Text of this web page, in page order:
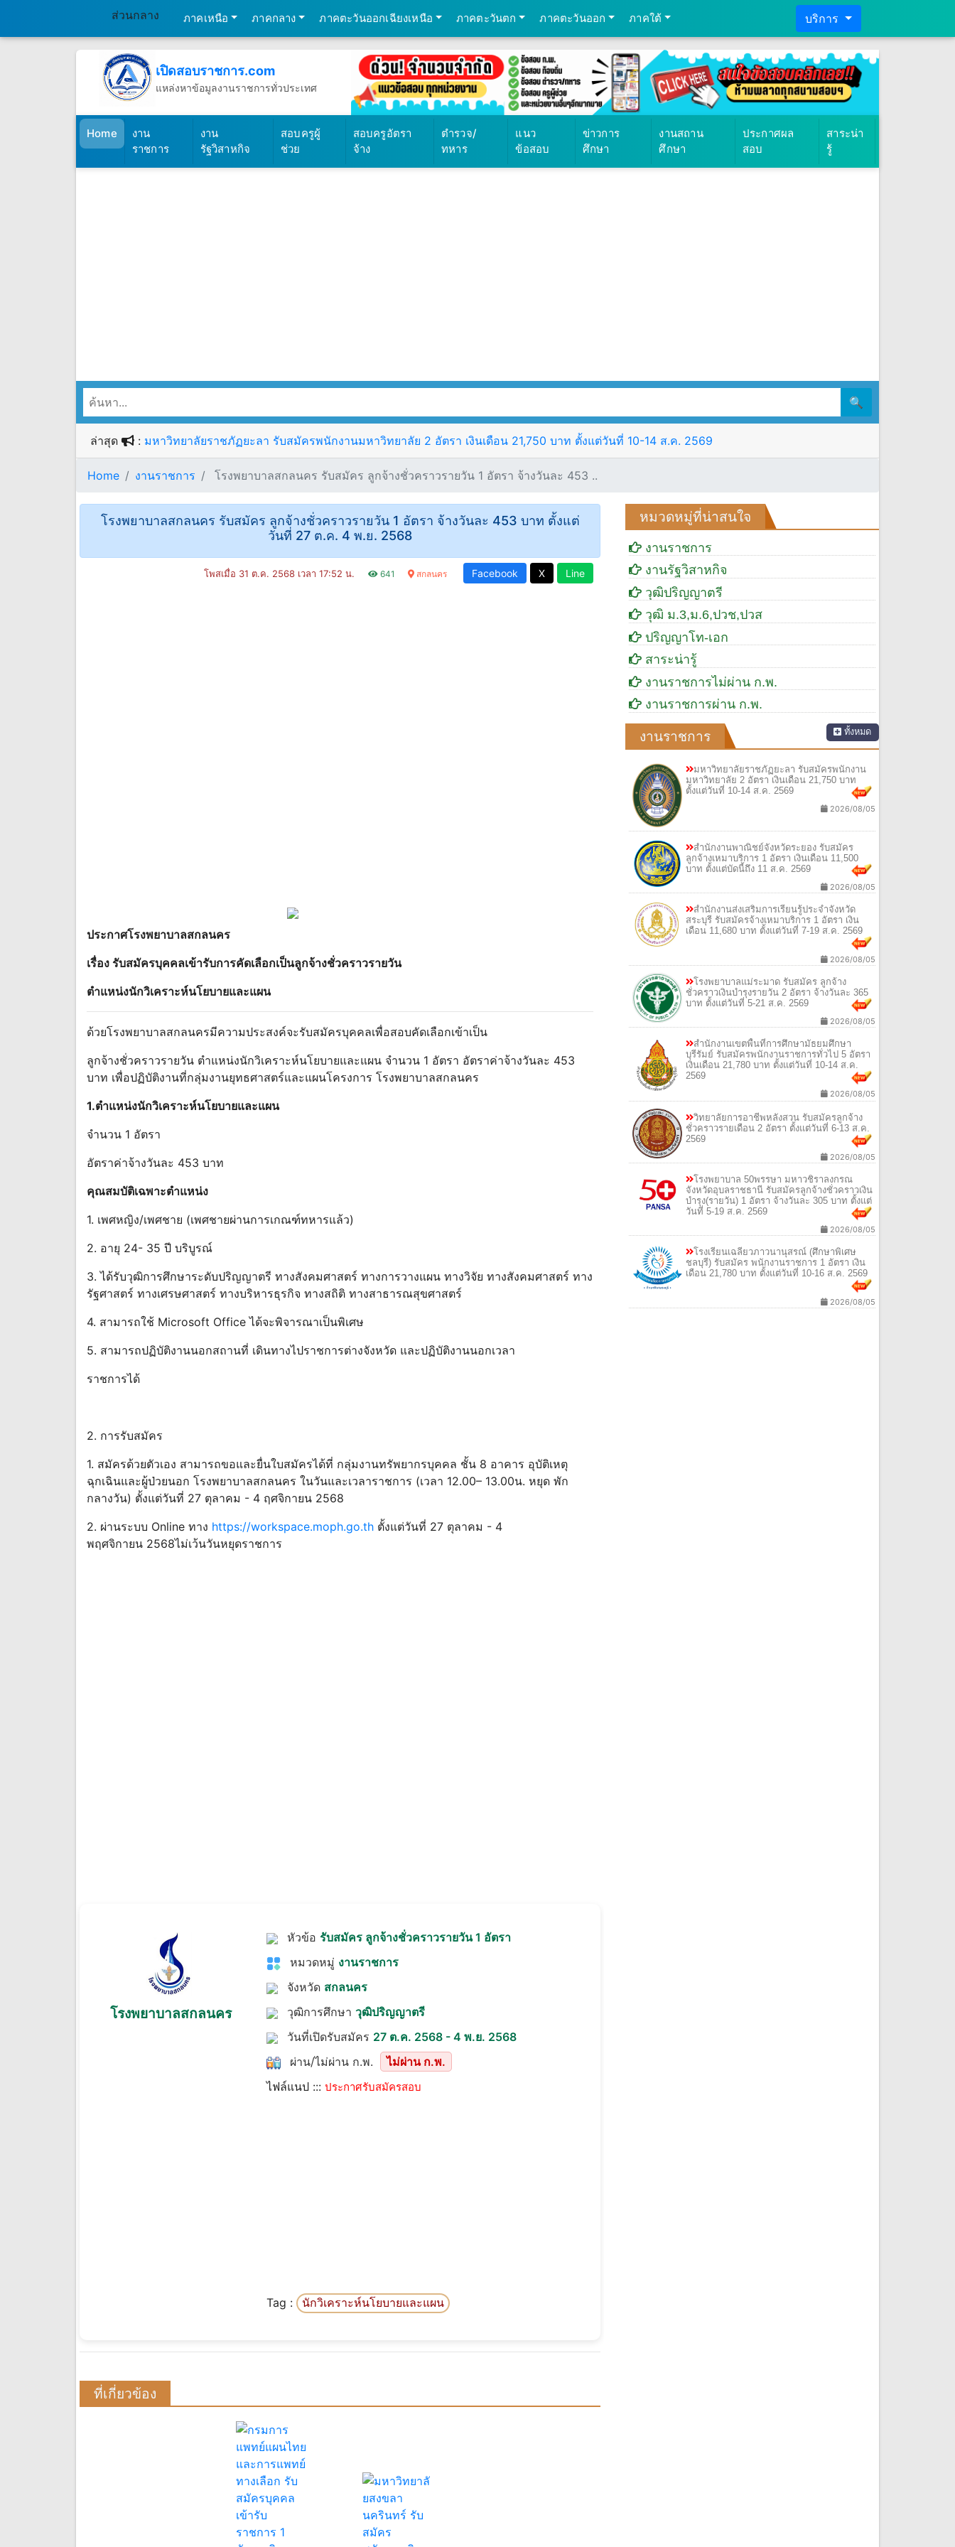
ส่วนกลาง ภาคเหนือ ภาคกลาง ภาคตะวันออกเฉียงเหนือ ภาคตะวันตก ภาคตะวันออก ภาคใต้ บริการ
เปิดสอบราชการ.com
แหล่งหาข้อมูลงานราชการทั่วประเทศ
Home(เปิดสอบราชการ)
งาน
ราชการ
งาน
รัฐวิสาหกิจ
สอบครูผู้
ช่วย
สอบครูอัตรา
จ้าง
ตำรวจ/
ทหาร
แนว
ข้อสอบ
ข่าวการ
ศึกษา
งานสถาน
ศึกษา
ประกาศผล
สอบ
สาระน่า
รู้
🔍
ล่าสุด : มหาวิทยาลัยราชภัฏยะลา รับสมัครพนักงานมหาวิทยาลัย 2 อัตรา เงินเดือน 21,750 บาท ตั้งแต่วันที่ 10-14 ส.ค. 2569
Home งานราชการ โรงพยาบาลสกลนคร รับสมัคร ลูกจ้างชั่วคราวรายวัน 1 อัตรา จ้างวันละ 453 ..
โรงพยาบาลสกลนคร รับสมัคร ลูกจ้างชั่วคราวรายวัน 1 อัตรา จ้างวันละ 453 บาท ตั้งแต่
วันที่ 27 ต.ค. 4 พ.ย. 2568
โพสเมื่อ 31 ต.ค. 2568 เวลา 17:52 น. 641 สกลนคร Facebook X Line
ประกาศโรงพยาบาลสกลนคร
เรื่อง รับสมัครบุคคลเข้ารับการคัดเลือกเป็นลูกจ้างชั่วคราวรายวัน
ตําแหน่งนักวิเคราะห์นโยบายและแผน
ด้วยโรงพยาบาลสกลนครมีความประสงค์จะรับสมัครบุคคลเพื่อสอบคัดเลือกเข้าเป็น
ลูกจ้างชั่วคราวรายวัน ตําแหน่งนักวิเคราะห์นโยบายและแผน จํานวน 1 อัตรา อัตราค่าจ้างวันละ 453
บาท เพื่อปฏิบัติงานที่กลุ่มงานยุทธศาสตร์และแผนโครงการ โรงพยาบาลสกลนคร
1.ตําแหน่งนักวิเคราะห์นโยบายและแผน
จํานวน 1 อัตรา
อัตราค่าจ้างวันละ 453 บาท
คุณสมบัติเฉพาะตําแหน่ง
1. เพศหญิง/เพศชาย (เพศชายผ่านการเกณฑ์ทหารแล้ว)
2. อายุ 24- 35 ปี บริบูรณ์
3. ได้รับวุฒิการศึกษาระดับปริญญาตรี ทางสังคมศาสตร์ ทางการวางแผน ทางวิจัย ทางสังคมศาสตร์ ทาง
รัฐศาสตร์ ทางเศรษศาสตร์ ทางบริหารธุรกิจ ทางสถิติ ทางสาธารณสุขศาสตร์
4. สามารถใช้ Microsoft Office ได้จะพิจารณาเป็นพิเศษ
5. สามารถปฏิบัติงานนอกสถานที่ เดินทางไปราชการต่างจังหวัด และปฏิบัติงานนอกเวลา
ราชการได้
2. การรับสมัคร
1. สมัครด้วยตัวเอง สามารถขอและยื่นใบสมัครได้ที่ กลุ่มงานทรัพยากรบุคคล ชั้น 8 อาคาร อุบัติเหตุ
ฉุกเฉินและผู้ป่วยนอก โรงพยาบาลสกลนคร ในวันและเวลาราชการ (เวลา 12.00– 13.00น. หยุด พัก
กลางวัน) ตั้งแต่วันที่ 27 ตุลาคม - 4 ฤศจิกายน 2568
2. ผ่านระบบ Online ทาง https://workspace.moph.go.th ตั้งแต่วันที่ 27 ตุลาคม - 4
พฤศจิกายน 2568ไม่เว้นวันหยุดราชการ
โรงพยาบาลสกลนคร
หัวข้อ รับสมัคร ลูกจ้างชั่วคราวรายวัน 1 อัตรา
หมวดหมู่ งานราชการ
จังหวัด สกลนคร
วุฒิการศึกษา วุฒิปริญญาตรี
วันที่เปิดรับสมัคร 27 ต.ค. 2568 - 4 พ.ย. 2568
ผ่าน/ไม่ผ่าน ก.พ.
ไม่ผ่าน ก.พ.
ไฟล์แนป ::: ประกาศรับสมัครสอบ
Tag : นักวิเคราะห์นโยบายและแผน
ที่เกี่ยวข้อง
หมวดหมู่ที่น่าสนใจ
งานราชการ
งานรัฐวิสาหกิจ
วุฒิปริญญาตรี
วุฒิ ม.3,ม.6,ปวช,ปวส
ปริญญาโท-เอก
สาระน่ารู้
งานราชการไม่ผ่าน ก.พ.
งานราชการผ่าน ก.พ.
งานราชการ ทั้งหมด
มหาวิทยาลัยราชภัฏยะลา รับสมัครพนักงาน
มหาวิทยาลัย 2 อัตรา เงินเดือน 21,750 บาท
ตั้งแต่วันที่ 10-14 ส.ค. 2569
2026/08/05
สำนักงานพาณิชย์จังหวัดระยอง รับสมัคร
ลูกจ้างเหมาบริการ 1 อัตรา เงินเดือน 11,500
บาท ตั้งแต่บัดนี้ถึง 11 ส.ค. 2569
2026/08/05
สำนักงานส่งเสริมการเรียนรู้ประจำจังหวัด
สระบุรี รับสมัครจ้างเหมาบริการ 1 อัตรา เงิน
เดือน 11,680 บาท ตั้งแต่วันที่ 7-19 ส.ค. 2569
2026/08/05
โรงพยาบาลแม่ระมาด รับสมัคร ลูกจ้าง
ชั่วคราวเงินบำรุงรายวัน 2 อัตรา จ้างวันละ 365
บาท ตั้งแต่วันที่ 5-21 ส.ค. 2569
2026/08/05
สำนักงานเขตพื้นที่การศึกษามัธยมศึกษา
บุรีรัมย์ รับสมัครพนักงานราชการทั่วไป 5 อัตรา
เงินเดือน 21,780 บาท ตั้งแต่วันที่ 10-14 ส.ค.
2569
2026/08/05
วิทยาลัยการอาชีพหลังสวน รับสมัครลูกจ้าง
ชั่วคราวรายเดือน 2 อัตรา ตั้งแต่วันที่ 6-13 ส.ค.
2569
2026/08/05
โรงพยาบาล 50พรรษา มหาวชิราลงกรณ
จังหวัดอุบลราชธานี รับสมัครลูกจ้างชั่วคราวเงิน
บำรุง(รายวัน) 1 อัตรา จ้างวันละ 305 บาท ตั้งแต่
วันที่ 5-19 ส.ค. 2569
2026/08/05
โรงเรียนเฉลียวภาวนานุสรณ์ (ศึกษาพิเศษ
ชลบุรี) รับสมัคร พนักงานราชการ 1 อัตรา เงิน
เดือน 21,780 บาท ตั้งแต่วันที่ 10-16 ส.ค. 2569
2026/08/05